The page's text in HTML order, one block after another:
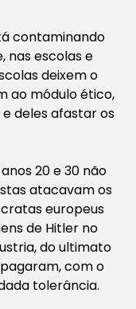
contaminando
nas escolas e
deixem o
ao módulo ético,
deles afastar os
20 e 30 não
atacavam os
europeus
de Hitler no
do ultimato
com o
tolerância.